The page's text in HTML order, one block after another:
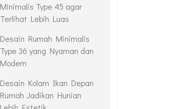
Minimalis Type 45 agar
Terlihat Lebih Luas
Desain Rumah Minimalis
Type 36 yang Nyaman dan
Modern
Desain Kolam Ikan Depan
Rumah Jadikan Hunian